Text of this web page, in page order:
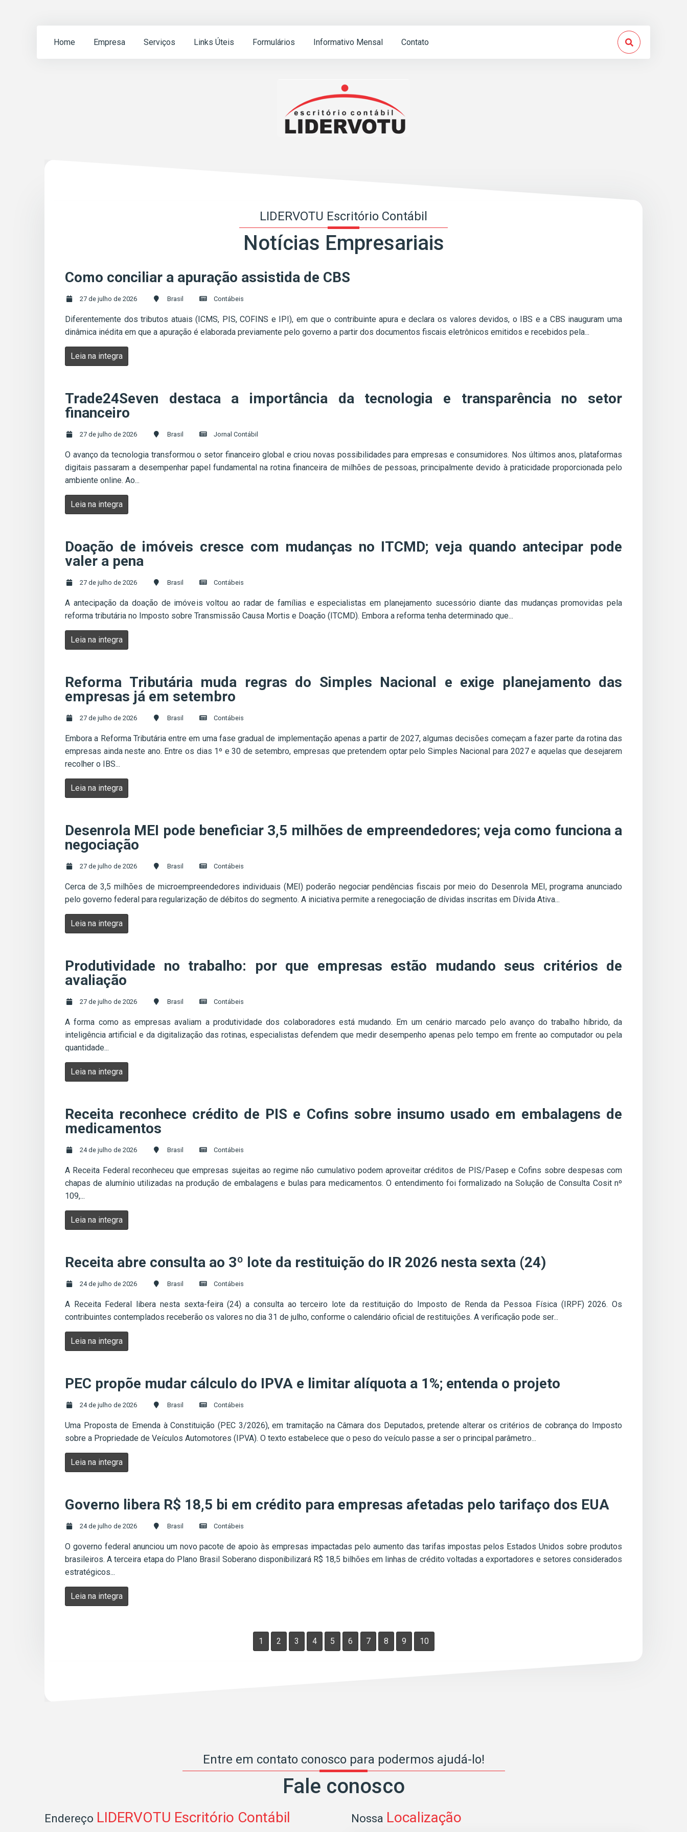
Home Empresa Serviços Links Úteis Formulários Informativo Mensal Contato
LIDERVOTU Escritório Contábil
Notícias Empresariais
Como conciliar a apuração assistida de CBS
27 de julho de 2026 Brasil Contábeis
Diferentemente dos tributos atuais (ICMS, PIS, COFINS e IPI), em que o contribuinte apura e declara os valores devidos, o IBS e a CBS inauguram uma
dinâmica inédita em que a apuração é elaborada previamente pelo governo a partir dos documentos fiscais eletrônicos emitidos e recebidos pela...
Leia na integra
Trade24Seven destaca a importância da tecnologia e transparência no setor
financeiro
27 de julho de 2026 Brasil Jornal Contábil
O avanço da tecnologia transformou o setor financeiro global e criou novas possibilidades para empresas e consumidores. Nos últimos anos, plataformas
digitais passaram a desempenhar papel fundamental na rotina financeira de milhões de pessoas, principalmente devido à praticidade proporcionada pelo
ambiente online. Ao...
Leia na integra
Doação de imóveis cresce com mudanças no ITCMD; veja quando antecipar pode
valer a pena
27 de julho de 2026 Brasil Contábeis
A antecipação da doação de imóveis voltou ao radar de famílias e especialistas em planejamento sucessório diante das mudanças promovidas pela
reforma tributária no Imposto sobre Transmissão Causa Mortis e Doação (ITCMD). Embora a reforma tenha determinado que...
Leia na integra
Reforma Tributária muda regras do Simples Nacional e exige planejamento das
empresas já em setembro
27 de julho de 2026 Brasil Contábeis
Embora a Reforma Tributária entre em uma fase gradual de implementação apenas a partir de 2027, algumas decisões começam a fazer parte da rotina das
empresas ainda neste ano. Entre os dias 1º e 30 de setembro, empresas que pretendem optar pelo Simples Nacional para 2027 e aquelas que desejarem
recolher o IBS...
Leia na integra
Desenrola MEI pode beneficiar 3,5 milhões de empreendedores; veja como funciona a
negociação
27 de julho de 2026 Brasil Contábeis
Cerca de 3,5 milhões de microempreendedores individuais (MEI) poderão negociar pendências fiscais por meio do Desenrola MEI, programa anunciado
pelo governo federal para regularização de débitos do segmento. A iniciativa permite a renegociação de dívidas inscritas em Dívida Ativa...
Leia na integra
Produtividade no trabalho: por que empresas estão mudando seus critérios de
avaliação
27 de julho de 2026 Brasil Contábeis
A forma como as empresas avaliam a produtividade dos colaboradores está mudando. Em um cenário marcado pelo avanço do trabalho híbrido, da
inteligência artificial e da digitalização das rotinas, especialistas defendem que medir desempenho apenas pelo tempo em frente ao computador ou pela
quantidade...
Leia na integra
Receita reconhece crédito de PIS e Cofins sobre insumo usado em embalagens de
medicamentos
24 de julho de 2026 Brasil Contábeis
A Receita Federal reconheceu que empresas sujeitas ao regime não cumulativo podem aproveitar créditos de PIS/Pasep e Cofins sobre despesas com
chapas de alumínio utilizadas na produção de embalagens e bulas para medicamentos. O entendimento foi formalizado na Solução de Consulta Cosit nº
109,...
Leia na integra
Receita abre consulta ao 3º lote da restituição do IR 2026 nesta sexta (24)
24 de julho de 2026 Brasil Contábeis
A Receita Federal libera nesta sexta-feira (24) a consulta ao terceiro lote da restituição do Imposto de Renda da Pessoa Física (IRPF) 2026. Os
contribuintes contemplados receberão os valores no dia 31 de julho, conforme o calendário oficial de restituições. A verificação pode ser...
Leia na integra
PEC propõe mudar cálculo do IPVA e limitar alíquota a 1%; entenda o projeto
24 de julho de 2026 Brasil Contábeis
Uma Proposta de Emenda à Constituição (PEC 3/2026), em tramitação na Câmara dos Deputados, pretende alterar os critérios de cobrança do Imposto
sobre a Propriedade de Veículos Automotores (IPVA). O texto estabelece que o peso do veículo passe a ser o principal parâmetro...
Leia na integra
Governo libera R$ 18,5 bi em crédito para empresas afetadas pelo tarifaço dos EUA
24 de julho de 2026 Brasil Contábeis
O governo federal anunciou um novo pacote de apoio às empresas impactadas pelo aumento das tarifas impostas pelos Estados Unidos sobre produtos
brasileiros. A terceira etapa do Plano Brasil Soberano disponibilizará R$ 18,5 bilhões em linhas de crédito voltadas a exportadores e setores considerados
estratégicos...
Leia na integra
1 2 3 4 5 6 7 8 9 10
Entre em contato conosco para podermos ajudá-lo!
Fale conosco
Endereço LIDERVOTU Escritório Contábil Nossa Localização